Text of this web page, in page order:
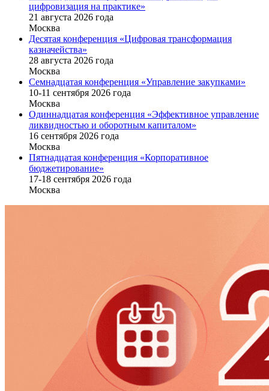
цифровизация на практике»
21 августа 2026 года
Москва
Десятая конференция «Цифровая трансформация
казначейства»
28 августа 2026 года
Москва
Семнадцатая конференция «Управление закупками»
10-11 сентября 2026 года
Москва
Одиннадцатая конференция «Эффективное управление
ликвидностью и оборотным капиталом»
16 cентября 2026 года
Москва
Пятнадцатая конференция «Корпоративное
бюджетирование»
17-18 сентября 2026 года
Москва